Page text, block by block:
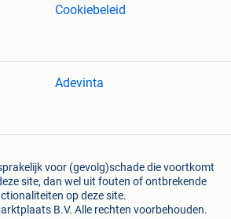
Cookiebeleid
Adevinta
voor (gevolg)schade die voortkomt
site, dan wel uit fouten of ontbrekende
op deze site.
B.V. Alle rechten voorbehouden.